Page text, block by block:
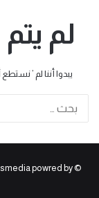
لم
يبدوا أننا لم ’
© Copyright 2026, Tous droits réservés |
powred by